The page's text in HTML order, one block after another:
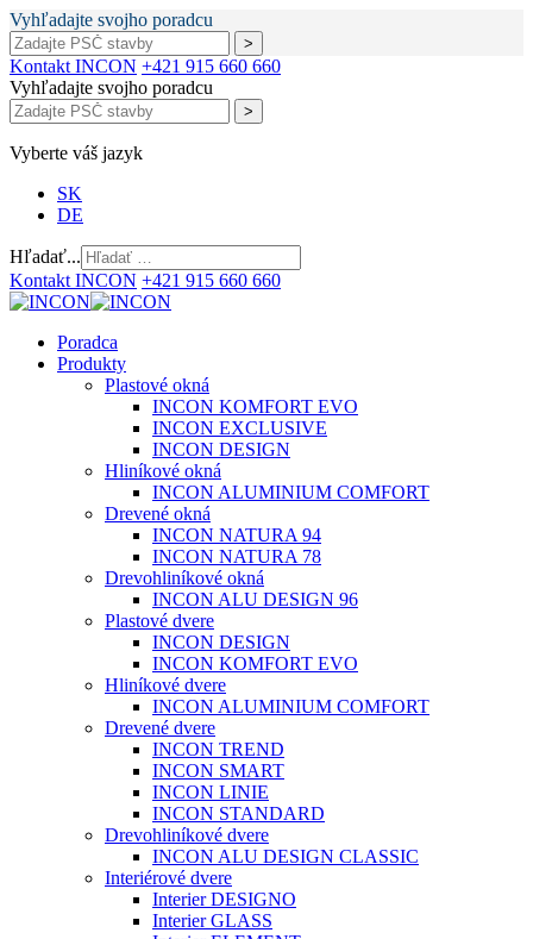
Vyhľadajte svojho poradcu
Kontakt INCON +421 915 660 660
Vyhľadajte svojho poradcu
Vyberte váš jazyk
SK
DE
Hľadať...
Kontakt INCON +421 915 660 660
Poradca
Produkty
Plastové okná
INCON KOMFORT EVO
INCON EXCLUSIVE
INCON DESIGN
Hliníkové okná
INCON ALUMINIUM COMFORT
Drevené okná
INCON NATURA 94
INCON NATURA 78
Drevohliníkové okná
INCON ALU DESIGN 96
Plastové dvere
INCON DESIGN
INCON KOMFORT EVO
Hliníkové dvere
INCON ALUMINIUM COMFORT
Drevené dvere
INCON TREND
INCON SMART
INCON LINIE
INCON STANDARD
Drevohliníkové dvere
INCON ALU DESIGN CLASSIC
Interiérové dvere
Interier DESIGNO
Interier GLASS